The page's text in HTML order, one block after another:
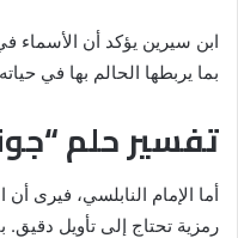
ابن سيرين يؤكد أن الأسماء
بما يربطها الحالم بها في
تفسير حلم
أما الإمام النابلسي، فيرى
رمزية تحتاج إلى تأويل دقيق.